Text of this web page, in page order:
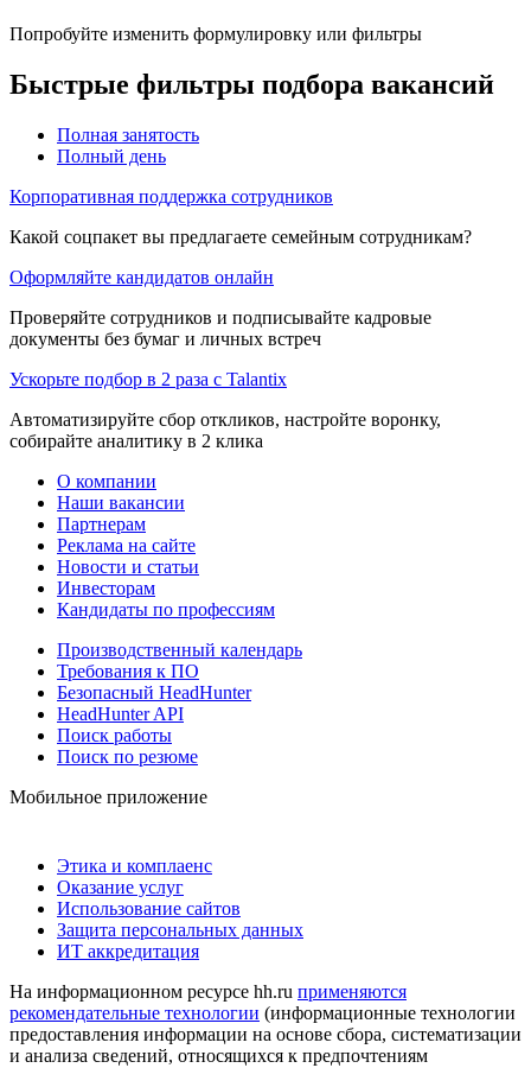
Попробуйте изменить формулировку или фильтры
Быстрые фильтры подбора вакансий
Полная занятость
Полный день
Корпоративная поддержка сотрудников
Какой соцпакет вы предлагаете семейным сотрудникам?
Оформляйте кандидатов онлайн
Проверяйте сотрудников и подписывайте кадровые
документы без бумаг и личных встреч
Ускорьте подбор в 2 раза с Talantix
Автоматизируйте сбор откликов, настройте воронку,
собирайте аналитику в 2 клика
О компании
Наши вакансии
Партнерам
Реклама на сайте
Новости и статьи
Инвесторам
Кандидаты по профессиям
Производственный календарь
Требования к ПО
Безопасный HeadHunter
HeadHunter API
Поиск работы
Поиск по резюме
Мобильное приложение
Этика и комплаенс
Оказание услуг
Использование сайтов
Защита персональных данных
ИТ аккредитация
На информационном ресурсе hh.ru применяются
рекомендательные технологии (информационные технологии
предоставления информации на основе сбора, систематизации
и анализа сведений, относящихся к предпочтениям